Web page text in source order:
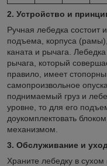
2. Устройство и
Ручная лебедка состоит
подъема, корпуса
каната и рычага.
рычага, который
правило, имеет
самопроизвольное
поднимаемый груз и
уровне, то для его
доукомплектовать
механизмом.
3. Обслуживание и уход
Храните лебедку в сухом